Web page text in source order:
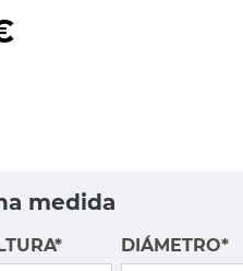
medida
DIÁMETRO*